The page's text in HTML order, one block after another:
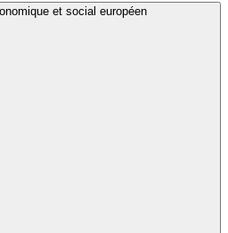
et social européen